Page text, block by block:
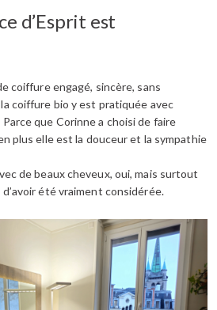
d’Esprit est
coiffure engagé, sincère, sans
coiffure bio y est pratiquée avec
que Corinne a choisi de faire
plus elle est la douceur et la sympathie
de beaux cheveux, oui, mais surtout
été vraiment considérée.